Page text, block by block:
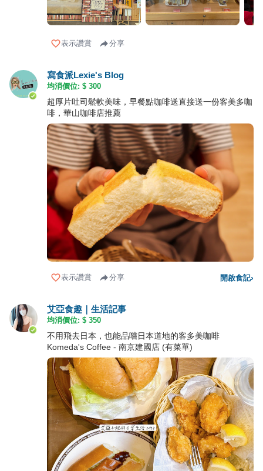
表示讚賞 分享
寫食派Lexie's Blog
均消價位: $ 300
超厚片吐司鬆軟美味，早餐點咖啡送直接送一份客美多咖
啡，華山咖啡店推薦
表示讚賞 分享 開啟食記›
艾亞食趣｜生活記事
均消價位: $ 350
不用飛去日本，也能品嚐日本道地的客多美咖啡
Komeda's Coffee - 南京建國店 (有菜單)